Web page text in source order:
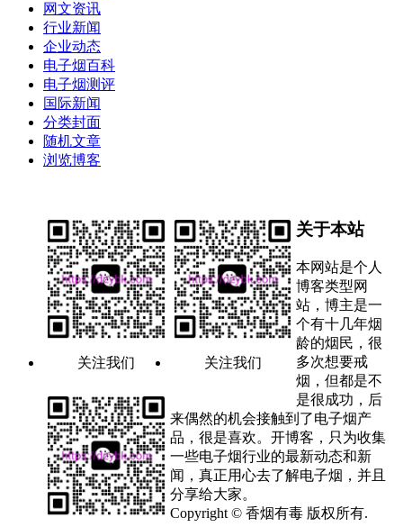
网文资讯
行业新闻
企业动态
电子烟百科
电子烟测评
国际新闻
分类封面
随机文章
浏览博客
关注我们 关注我们
关于本站
本网站是个人
博客类型网
站，博主是一
个有十几年烟
龄的烟民，很
多次想要戒
烟，但都是不
是很成功，后
来偶然的机会接触到了电子烟产
品，很是喜欢。开博客，只为收集
一些电子烟行业的最新动态和新
闻，真正用心去了解电子烟，并且
分享给大家。
Copyright © 香烟有毒 版权所有.